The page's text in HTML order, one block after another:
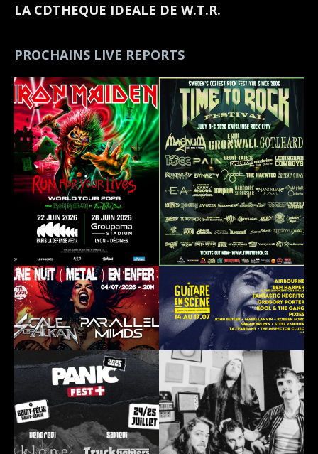
LA CDTHEQUE IDEALE DE W.T.R.
PROCHAINS LIVE REPORTS